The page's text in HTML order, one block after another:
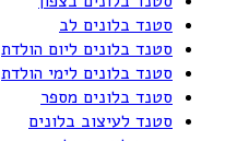
סטנד בלונים לב
סטנד בלונים ליום הולדת
סטנד בלונים לימי הולדת
סטנד בלונים מספר
סטנד לעיצוב בלונים